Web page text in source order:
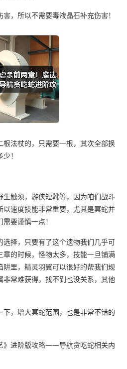
，所以不需要毒液晶石补充伤害！
法杖的，只需要一根，其次全部换
！
触须，游侠短靴等，因为咱们战斗
以速度技能非常重要，尤其是冥蛇并
要谨慎一点！
择，只要有了这个遗物我们几乎可
章的时候，怪物太多，技能一旦铺满
阱里，精灵羽翼可以很好的帮我们规
常难获得，找不到也没关系，其他
，增大冥蛇范围，也是非常不错的
》进阶版攻略——导航贪吃蛇相关内